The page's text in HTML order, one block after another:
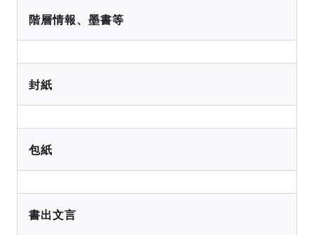
階層情報、墨書等
封紙
包紙
書出文言